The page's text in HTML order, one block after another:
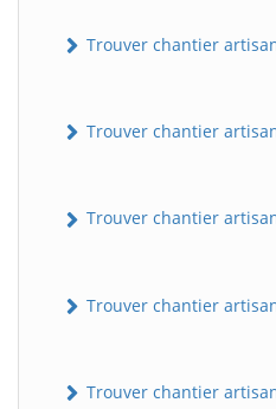
Trouver chantier
Trouver chantier
Trouver chantier
Trouver chantier
Trouver chantier